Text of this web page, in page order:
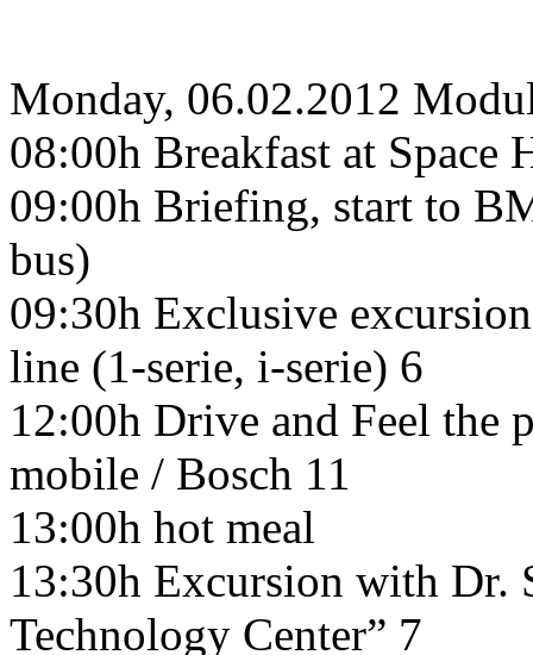
Monday, 06.02.2012
08:00h Breakfast at Space
09:00h Briefing, start to
bus)
09:30h Exclusive
line (1-serie, i-serie) 6
12:00h Drive and Feel the
mobile / Bosch 11
13:00h hot meal
13:30h Excursion with Dr.
Technology Center” 7